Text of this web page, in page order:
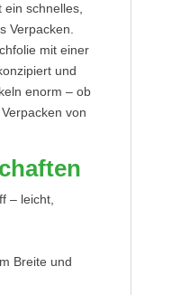
schnelles,
Verpacken.
mit einer
und
enorm – ob
von
– leicht,
Breite und